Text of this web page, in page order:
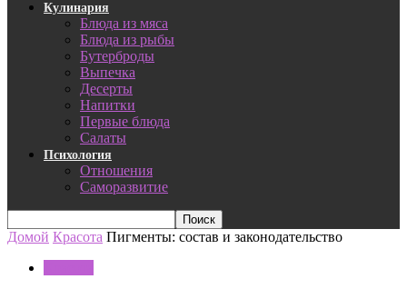
Кулинария
Блюда из мяса
Блюда из рыбы
Бутерброды
Выпечка
Десерты
Напитки
Первые блюда
Салаты
Психология
Отношения
Саморазвитие
Домой Красота Пигменты: состав и законодательство